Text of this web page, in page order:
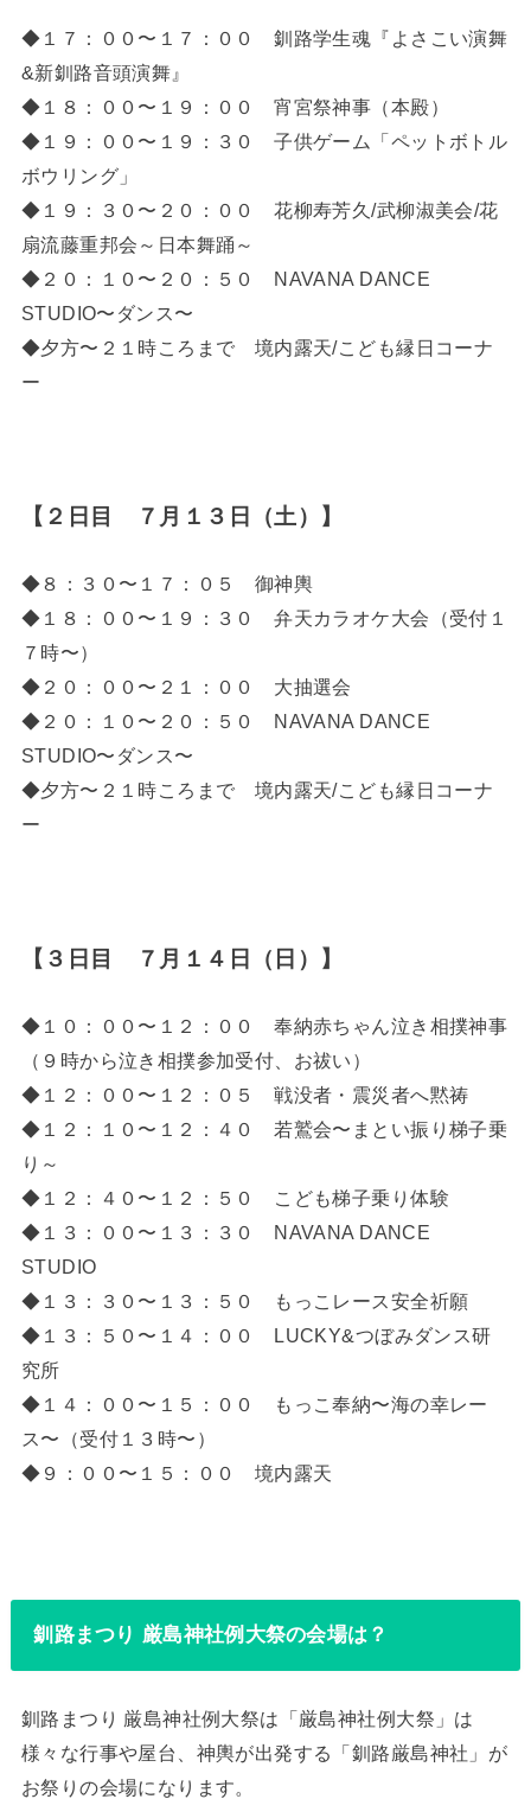
◆１７：００〜１７：００ 釧路学生魂『よさこい演舞
&新釧路音頭演舞』
◆１８：００〜１９：００ 宵宮祭神事（本殿）
◆１９：００〜１９：３０ 子供ゲーム「ペットボトル
ボウリング」
◆１９：３０〜２０：００ 花柳寿芳久/武柳淑美会/花
扇流藤重邦会～日本舞踊～
◆２０：１０〜２０：５０ NAVANA DANCE
STUDIO〜ダンス〜
◆夕方〜２１時ころまで 境内露天/こども縁日コーナ
ー
【２日目 ７月１３日（土）】
◆８：３０〜１７：０５ 御神輿
◆１８：００〜１９：３０ 弁天カラオケ大会（受付１
７時〜）
◆２０：００〜２１：００ 大抽選会
◆２０：１０〜２０：５０ NAVANA DANCE
STUDIO〜ダンス〜
◆夕方〜２１時ころまで 境内露天/こども縁日コーナ
ー
【３日目 ７月１４日（日）】
◆１０：００〜１２：００ 奉納赤ちゃん泣き相撲神事
（９時から泣き相撲参加受付、お祓い）
◆１２：００〜１２：０５ 戦没者・震災者へ黙祷
◆１２：１０〜１２：４０ 若鷲会〜まとい振り梯子乗
り～
◆１２：４０〜１２：５０ こども梯子乗り体験
◆１３：００〜１３：３０ NAVANA DANCE
STUDIO
◆１３：３０〜１３：５０ もっこレース安全祈願
◆１３：５０〜１４：００ LUCKY&つぼみダンス研
究所
◆１４：００〜１５：００ もっこ奉納〜海の幸レー
ス〜（受付１３時〜）
◆９：００〜１５：００ 境内露天
釧路まつり 厳島神社例大祭の会場は？
釧路まつり 厳島神社例大祭は「厳島神社例大祭」は
様々な行事や屋台、神輿が出発する「釧路厳島神社」が
お祭りの会場になります。